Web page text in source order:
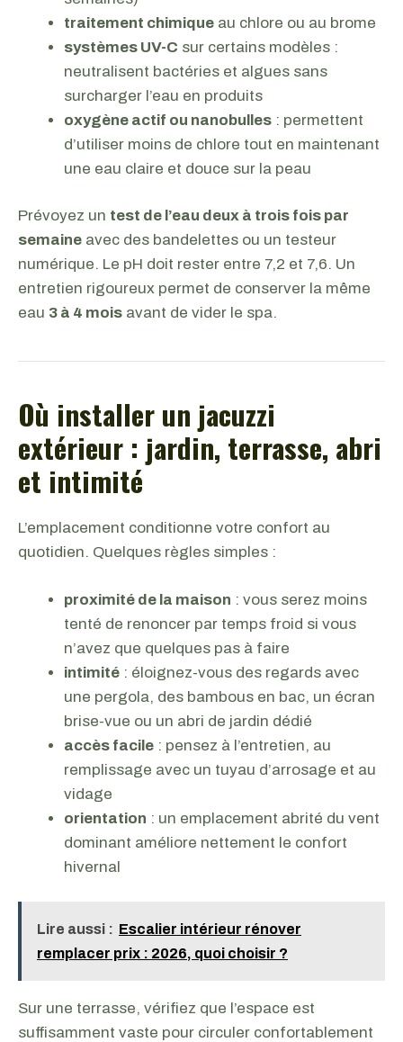
traitement chimique au chlore ou au brome
systèmes UV-C sur certains modèles :
neutralisent bactéries et algues sans
surcharger l’eau en produits
oxygène actif ou nanobulles : permettent
d’utiliser moins de chlore tout en maintenant
une eau claire et douce sur la peau
Prévoyez un test de l’eau deux à trois fois par
semaine avec des bandelettes ou un testeur
numérique. Le pH doit rester entre 7,2 et 7,6. Un
entretien rigoureux permet de conserver la même
eau 3 à 4 mois avant de vider le spa.
Où installer un jacuzzi
extérieur : jardin, terrasse, abri
et intimité
L’emplacement conditionne votre confort au
quotidien. Quelques règles simples :
proximité de la maison : vous serez moins
tenté de renoncer par temps froid si vous
n’avez que quelques pas à faire
intimité : éloignez-vous des regards avec
une pergola, des bambous en bac, un écran
brise-vue ou un abri de jardin dédié
accès facile : pensez à l’entretien, au
remplissage avec un tuyau d’arrosage et au
vidage
orientation : un emplacement abrité du vent
dominant améliore nettement le confort
hivernal
Lire aussi : Escalier intérieur rénover
remplacer prix : 2026, quoi choisir ?
Sur une terrasse, vérifiez que l’espace est
suffisamment vaste pour circuler confortablement